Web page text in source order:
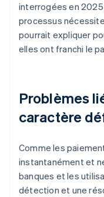
interrogées en
processus
pourrait expliquer
elles ont franchi le
Problèmes
caractère
Comme les
instantanément et
banques et les
détection et une